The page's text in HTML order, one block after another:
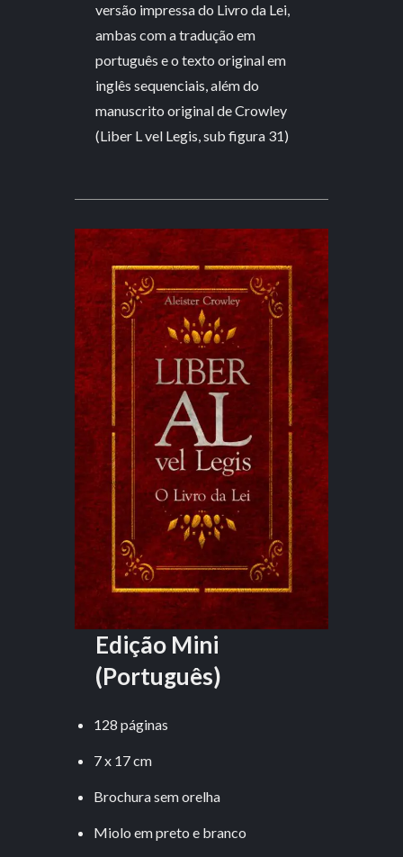
versão impressa do Livro da Lei,
ambas com a tradução em
português e o texto original em
inglês sequenciais, além do
manuscrito original de Crowley
(Liber L vel Legis, sub figura 31)
Edição Mini
(Português)
128 páginas
7 x 17 cm
Brochura sem orelha
Miolo em preto e branco